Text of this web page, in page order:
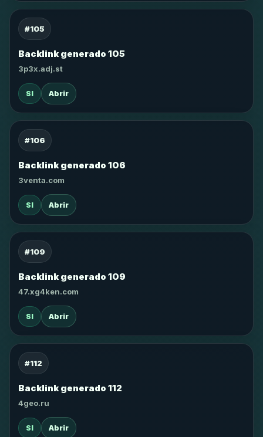
#105
Backlink generado 105
3p3x.adj.st
SI Abrir
#106
Backlink generado 106
3venta.com
SI Abrir
#109
Backlink generado 109
47.xg4ken.com
SI Abrir
#112
Backlink generado 112
4geo.ru
SI Abrir